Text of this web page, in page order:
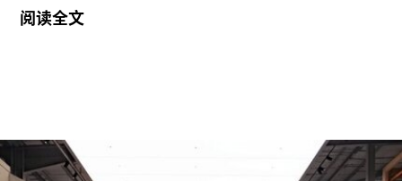
在支持地中海沿岸地区艺术家创作新的影像艺术作
文电影的形式探讨由权力与崩塌塑造的建筑空间。
他的作品将城市空间视为承载着记忆、监视与控制
阅读全文